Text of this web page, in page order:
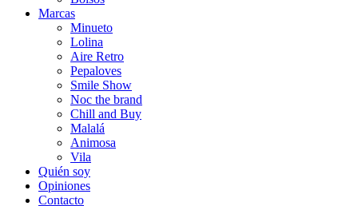
Marcas
Minueto
Lolina
Aire Retro
Pepaloves
Smile Show
Noc the brand
Chill and Buy
Malalá
Animosa
Vila
Quién soy
Opiniones
Contacto